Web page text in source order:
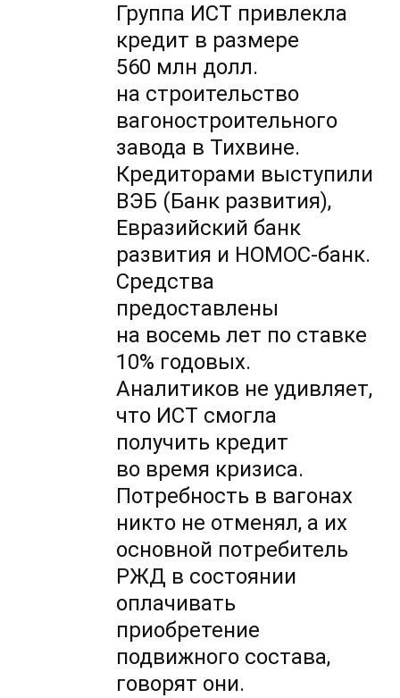
Группа ИСТ привлекла
кредит в размере
560 млн долл.
на строительство
вагоностроительного
завода в Тихвине.
Кредиторами выступили
ВЭБ (Банк развития),
Евразийский банк
развития и НОМОС-банк.
Средства
предоставлены
на восемь лет по ставке
10% годовых.
Аналитиков не удивляет,
что ИСТ смогла
получить кредит
во время кризиса.
Потребность в вагонах
никто не отменял, а их
основной потребитель
РЖД в состоянии
оплачивать
приобретение
подвижного состава,
говорят они.